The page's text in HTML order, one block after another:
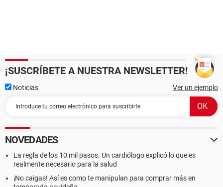
¡SUSCRÍBETE A NUESTRA NEWSLETTER!
Noticias Ver un ejemplo
NOVEDADES
La regla de los 10 mil pasos. Un cardiólogo explicó lo que es
realmente necesario para la salud
¡No caigas! Así es como te manipulan para comprar más en